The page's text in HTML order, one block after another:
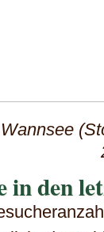
in den